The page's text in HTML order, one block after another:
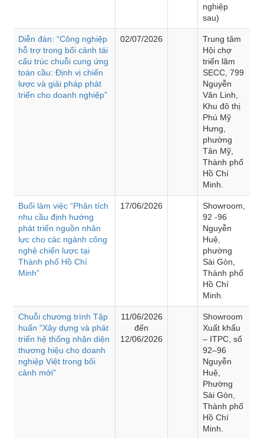
nghiệp
sau)
Diễn đàn: “Công nghiệp
hỗ trợ trong bối cảnh tái
cấu trúc chuỗi cung ứng
toàn cầu: Định vị chiến
lược và giải pháp phát
triển cho doanh nghiệp”
02/07/2026
Trung tâm
Hội chợ
triển lãm
SECC, 799
Nguyễn
Văn Linh,
Khu đô thị
Phú Mỹ
Hưng,
phường
Tân Mỹ,
Thành phố
Hồ Chí
Minh.
Buổi làm việc “Phân tích
nhu cầu định hướng
phát triển nguồn nhân
lực cho các ngành công
nghệ chiến lược tại
Thành phố Hồ Chí
Minh”
17/06/2026
Showroom,
92 -96
Nguyễn
Huệ,
phường
Sài Gòn,
Thành phố
Hồ Chí
Minh.
Chuỗi chương trình Tập
huấn "Xây dựng và phát
triển hệ thống nhận diện
thương hiệu cho doanh
nghiệp Việt trong bối
cảnh mới"
11/06/2026
đến
12/06/2026
Showroom
Xuất khẩu
– ITPC, số
92–96
Nguyễn
Huệ,
Phường
Sài Gòn,
Thành phố
Hồ Chí
Minh.